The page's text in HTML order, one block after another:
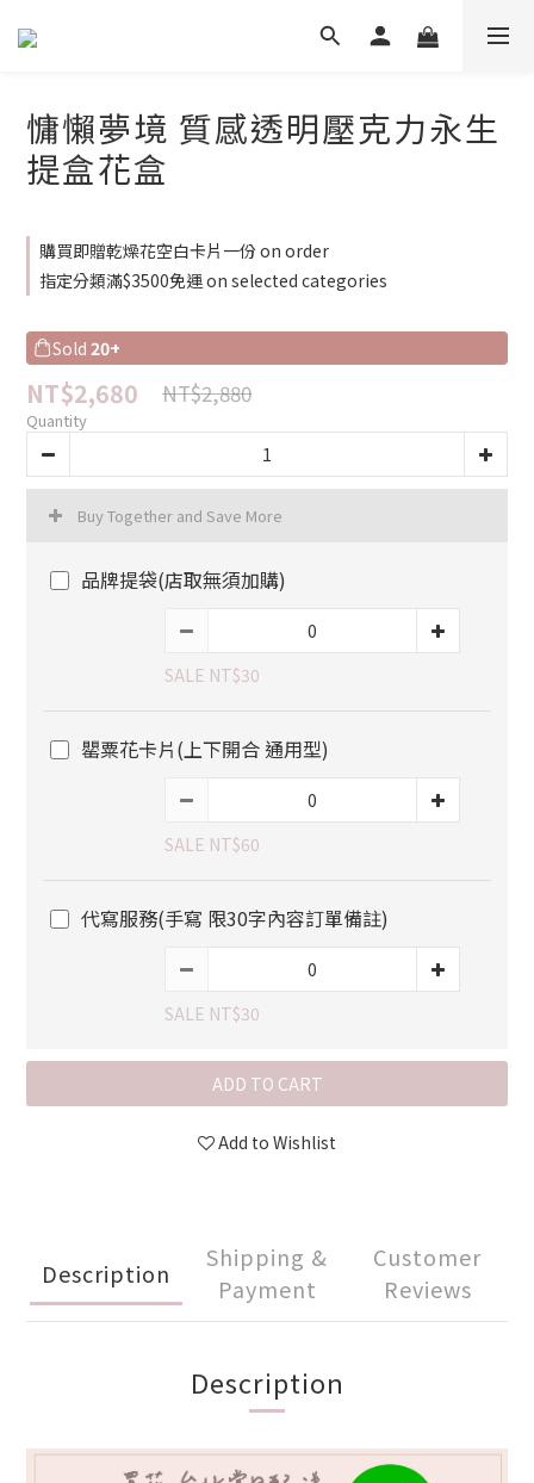
慵懶夢境 質感透明壓克力永生
提盒花盒
購買即贈乾燥花空白卡片一份 on order
指定分類滿$3500免運 on selected categories
Sold 20+
NT$2,680 NT$2,880
Quantity
Buy Together and Save More
品牌提袋(店取無須加購)
SALE NT$30
罌粟花卡片(上下開合 通用型)
SALE NT$60
代寫服務(手寫 限30字內容訂單備註)
SALE NT$30
ADD TO CART
Add to Wishlist
Description
Shipping &
Payment
Customer
Reviews
Description